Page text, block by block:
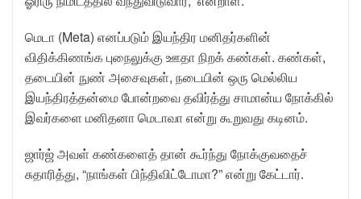
மெடா (Meta) எனப்படும் இயந்திர மனிதர்களின்
விதிக்கிணங்க புநைலுக்கு ஊதா நிறக் கண்கள். கண்கள்,
தடையின் நுண் அசைவுகள், நடையின் ஒரு மெல்லிய
இயந்திரத்தன்மை போன்றவை தவிர்த்து சாமான்ய நோக்கில்
இவர்களை மனிதனா மெடாவா என்று கூறுவது கடினம்.
ஜார்ஜ் அவள் கண்களைத் தான் கூர்ந்து நோக்குவதைச்
சுதாரித்து, “நாங்கள் பிந்திவிட்டோமா?” என்று கேட்டார்.